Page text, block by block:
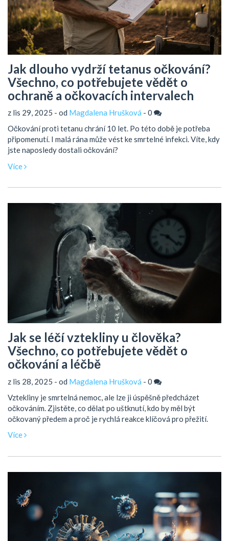
Jak dlouho vydrží tetanus očkování?
Všechno, co potřebujete vědět o
ochraně a očkovacích intervalech
z lis 29, 2025 - od Magdalena Hrušková - 0
Očkování proti tetanu chrání 10 let. Po této době je potřeba
připomenutí. I malá rána může vést ke smrtelné infekci. Víte, kdy
jste naposledy dostali očkování?
Více
Jak se léčí vztekliny u člověka?
Všechno, co potřebujete vědět o
očkování a léčbě
z lis 28, 2025 - od Magdalena Hrušková - 0
Vztekliny je smrtelná nemoc, ale lze ji úspěšně předcházet
očkováním. Zjistěte, co dělat po uštknutí, kdo by měl být
očkovaný předem a proč je rychlá reakce klíčová pro přežití.
Více